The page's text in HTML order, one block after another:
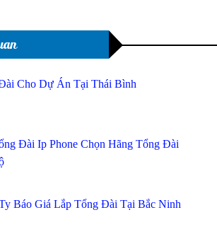
Cho Dự Án Tại Thái Bình
Đài Ip Phone Chọn Hãng Tổng Đài
Báo Giá Lắp Tổng Đài Tại Bắc Ninh